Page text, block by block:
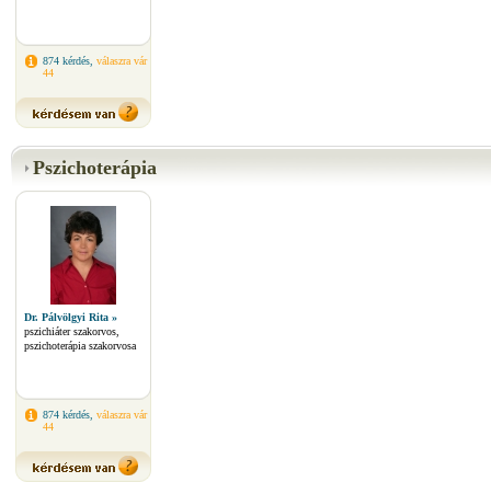
874 kérdés, válaszra vár
44
Pszichoterápia
Dr. Pálvölgyi Rita »
pszichiáter szakorvos,
pszichoterápia szakorvosa
874 kérdés, válaszra vár
44